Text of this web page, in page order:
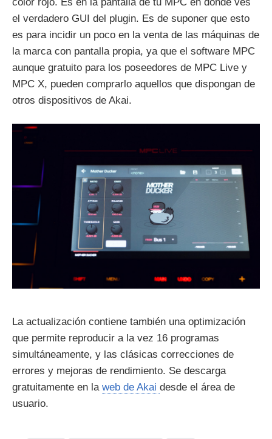
el verdadero GUI del plugin. Es de suponer que esto
es para incidir un poco en la venta de las máquinas de
la marca con pantalla propia, ya que el software MPC
aunque gratuito para los poseedores de MPC Live y
MPC X, pueden comprarlo aquellos que dispongan de
otros dispositivos de Akai.
La actualización contiene también una optimización
que permite reproducir a la vez 16 programas
simultáneamente, y las clásicas correcciones de
errores y mejoras de rendimiento. Se descarga
gratuitamente en la web de Akai desde el área de
usuario.